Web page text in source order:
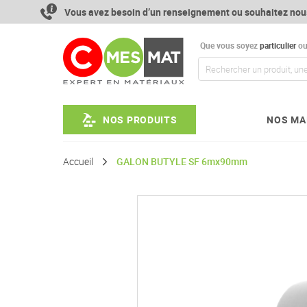
contenu
Vous avez besoin d’un renseignement ou souhaitez
Que vous soyezparticulierou
NOS PRODUITS NOS
Accueil GALON BUTYLE SF 6mx90mm